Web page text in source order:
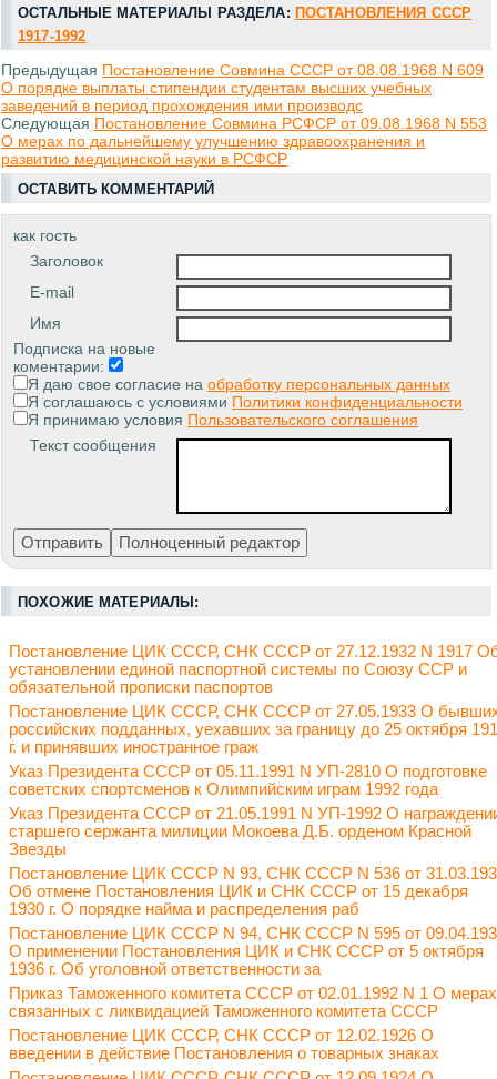
ОСТАЛЬНЫЕ МАТЕРИАЛЫ РАЗДЕЛА: ПОСТАНОВЛЕНИЯ СССР
1917-1992
Предыдущая Постановление Совмина СССР от 08.08.1968 N 609
О порядке выплаты стипендии студентам высших учебных
заведений в период прохождения ими производс
Следующая Постановление Совмина РСФСР от 09.08.1968 N 553
О мерах по дальнейшему улучшению здравоохранения и
развитию медицинской науки в РСФСР
ОСТАВИТЬ КОММЕНТАРИЙ
как гость
Заголовок
E-mail
Имя
Подписка на новые
коментарии:
Я даю свое согласие на обработку персональных данных
Я соглашаюсь с условиями Политики конфиденциальности
Я принимаю условия Пользовательского соглашения
Текст сообщения
ПОХОЖИЕ МАТЕРИАЛЫ:
Постановление ЦИК СССР, СНК СССР от 27.12.1932 N 1917
установлении единой паспортной системы по Союзу ССР и
обязательной прописки паспортов
Постановление ЦИК СССР, СНК СССР от 27.05.1933 О
российских подданных, уехавших за границу до 25 октября
г. и принявших иностранное граж
Указ Президента СССР от 05.11.1991 N УП-2810 О подготовке
советских спортсменов к Олимпийским играм 1992 года
Указ Президента СССР от 21.05.1991 N УП-1992 О
старшего сержанта милиции Мокоева Д.Б. орденом Красной
Звезды
Постановление ЦИК СССР N 93, СНК СССР N 536 от
Об отмене Постановления ЦИК и СНК СССР от 15 декабря
1930 г. О порядке найма и распределения раб
Постановление ЦИК СССР N 94, СНК СССР N 595 от
О применении Постановления ЦИК и СНК СССР от 5 октября
1936 г. Об уголовной ответственности за
Приказ Таможенного комитета СССР от 02.01.1992 N 1 О
связанных с ликвидацией Таможенного комитета СССР
Постановление ЦИК СССР, СНК СССР от 12.02.1926 О
введении в действие Постановления о товарных знаках